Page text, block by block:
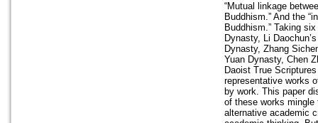
“Mutual linkage
Buddhism.” And the
Buddhism.” Taking
Dynasty, Li
Dynasty, Zhang
Yuan Dynasty, Chen
Daoist True
representative works
by work. This paper
of these works mingle
alternative academic